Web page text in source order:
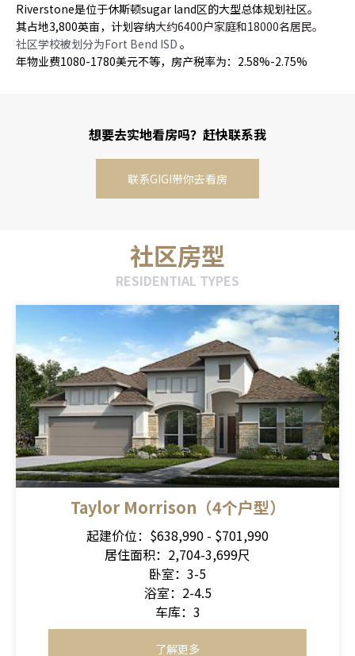
Riverstone是位于休斯顿sugar land区的大型总体规划社区。
其占地3,800英亩，计划容纳大约6400户家庭和18000名居民。
社区学校被划分为Fort Bend ISD 。
年物业费1080-1780美元不等，房产税率为：2.58%-2.75%
想要去实地看房吗？赶快联系我
联系GIGI带你去看房
社区房型
RESIDENTIAL TYPES
Taylor Morrison（4个户型）
起建价位：$638,990 - $701,990
居住面积：2,704-3,699尺
卧室：3-5
浴室：2-4.5
车库：3
了解更多